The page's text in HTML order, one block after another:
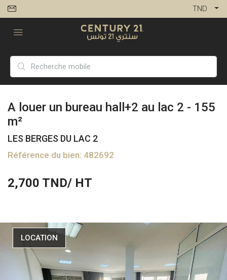
TND
A louer un bureau hall+2 au lac 2 - 155
m²
LES BERGES DU LAC 2
Référence du bien: 482692
2,700 TND/ HT
LOCATION